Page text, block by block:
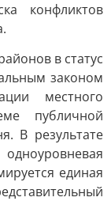
конфликтов
в статус
законом
местного
публичной
В результате
единая